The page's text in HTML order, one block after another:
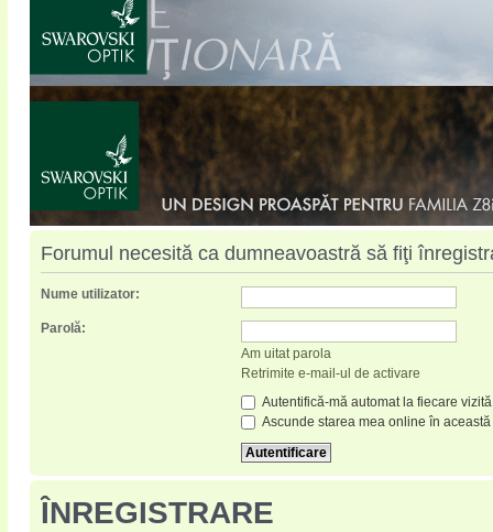
Forumul necesită ca dumneavoastră să fiţi
Nume utilizator:
Parolă:
Am uitat parola
Retrimite e-mail-ul de activare
Autentifică-mă automat la fiecare vizită
Ascunde starea mea online în
ÎNREGISTRARE